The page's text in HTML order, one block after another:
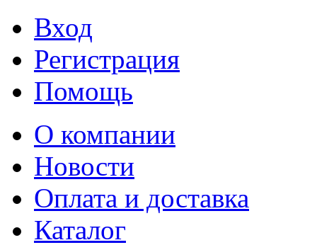
Вход
Регистрация
Помощь
О компании
Новости
Оплата и доставка
Каталог